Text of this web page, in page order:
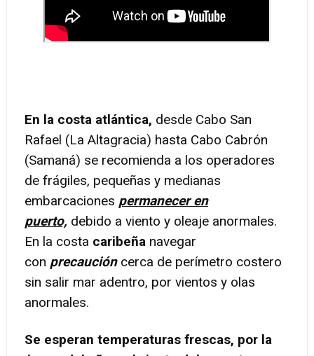
En la costa atlántica, desde Cabo San
Rafael (La Altagracia) hasta Cabo Cabrón
(Samaná) se recomienda a los operadores
de frágiles, pequeñas y medianas
embarcaciones permanecer en
puerto, debido a viento y oleaje anormales.
En la costa caribeñanavegar
con precaucióncerca de perímetro costero
sin salir mar adentro, por vientos y olas
anormales.
Se esperan temperaturas frescas, por la